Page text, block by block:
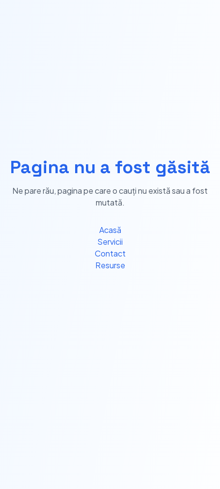
Pagina nu a fost găsită
Ne pare rău, pagina pe care o cauți nu există sau a fost
mutată.
Acasă
Servicii
Contact
Resurse